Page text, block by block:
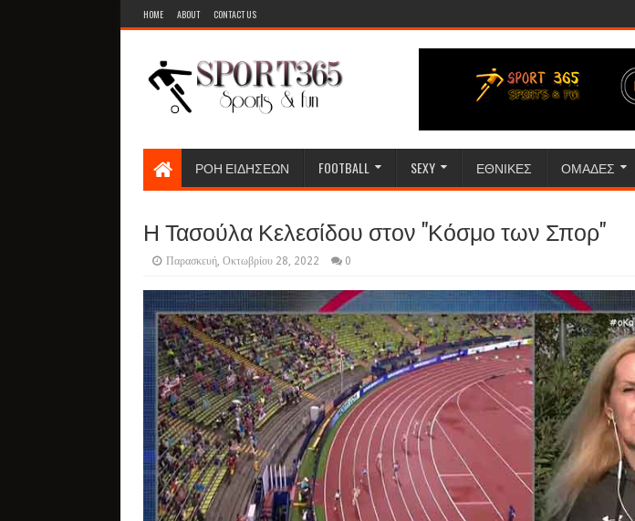
HOME ABOUT CONTACT US
ΡΟΗ ΕΙΔΗΣΕΩΝ FOOTBALL SEXY ΕΘΝΙΚΕΣ ΟΜΑΔΕΣ
Η Τασούλα Κελεσίδου στον "Κόσμο των Σπορ"
Παρασκευή, Οκτωβρίου 28, 2022 0